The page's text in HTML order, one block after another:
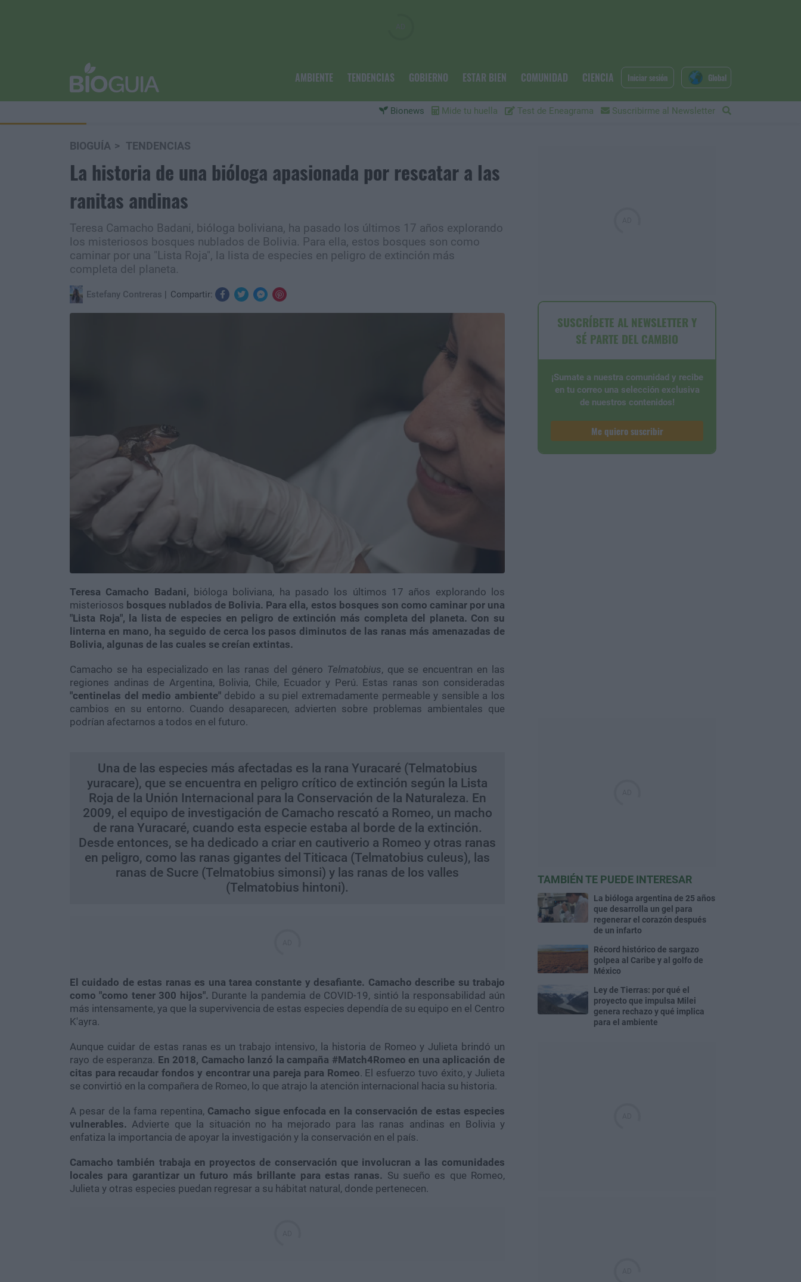
AMBIENTE TENDENCIAS GOBIERNO ESTAR BIEN COMUNIDAD CIENCIA
Bionews Mide tu huella Test de Eneagrama Suscribirme al Newsletter
Iniciar sesión Global
BIOGUÍA TENDENCIAS
La historia de una bióloga apasionada por rescatar a las
ranitas andinas
Teresa Camacho Badani, bióloga boliviana, ha pasado los últimos 17 años explorando
los misteriosos bosques nublados de Bolivia. Para ella, estos bosques son como
caminar por una "Lista Roja", la lista de especies en peligro de extinción más
completa del planeta.
Estefany Contreras Compartir:
Teresa Camacho Badani, bióloga boliviana, ha pasado los últimos 17 años explorando los
misteriosos bosques nublados de Bolivia. Para ella, estos bosques son como caminar por una
"Lista Roja", la lista de especies en peligro de extinción más completa del planeta. Con su
linterna en mano, ha seguido de cerca los pasos diminutos de las ranas más amenazadas de
Bolivia, algunas de las cuales se creían extintas.
Camacho se ha especializado en las ranas del género Telmatobius, que se encuentran en las
regiones andinas de Argentina, Bolivia, Chile, Ecuador y Perú. Estas ranas son consideradas
"centinelas del medio ambiente" debido a su piel extremadamente permeable y sensible a los
cambios en su entorno. Cuando desaparecen, advierten sobre problemas ambientales que
podrían afectarnos a todos en el futuro.
Una de las especies más afectadas es la rana Yuracaré (Telmatobius
yuracare), que se encuentra en peligro crítico de extinción según la Lista
Roja de la Unión Internacional para la Conservación de la Naturaleza. En
2009, el equipo de investigación de Camacho rescató a Romeo, un macho
de rana Yuracaré, cuando esta especie estaba al borde de la extinción.
Desde entonces, se ha dedicado a criar en cautiverio a Romeo y otras ranas
en peligro, como las ranas gigantes del Titicaca (Telmatobius culeus), las
ranas de Sucre (Telmatobius simonsi) y las ranas de los valles
(Telmatobius hintoni).
El cuidado de estas ranas es una tarea constante y desafiante. Camacho describe su trabajo
como "como tener 300 hijos". Durante la pandemia de COVID-19, sintió la responsabilidad aún
más intensamente, ya que la supervivencia de estas especies dependía de su equipo en el Centro
K'ayra.
Aunque cuidar de estas ranas es un trabajo intensivo, la historia de Romeo y Julieta brindó un
rayo de esperanza. En 2018, Camacho lanzó la campaña #Match4Romeo en una aplicación de
citas para recaudar fondos y encontrar una pareja para Romeo. El esfuerzo tuvo éxito, y Julieta
se convirtió en la compañera de Romeo, lo que atrajo la atención internacional hacia su historia.
A pesar de la fama repentina, Camacho sigue enfocada en la conservación de estas especies
vulnerables. Advierte que la situación no ha mejorado para las ranas andinas en Bolivia y
enfatiza la importancia de apoyar la investigación y la conservación en el país.
Camacho también trabaja en proyectos de conservación que involucran a las comunidades
locales para garantizar un futuro más brillante para estas ranas. Su sueño es que Romeo,
Julieta y otras especies puedan regresar a su hábitat natural, donde pertenecen.
SUSCRÍBETE AL NEWSLETTER Y
SÉ PARTE DEL CAMBIO
¡Sumate a nuestra comunidad y recibe
en tu correo una selección exclusiva
de nuestros contenidos!
Me quiero suscribir
TAMBIÉN TE PUEDE INTERESAR
La bióloga argentina de 25 años
que desarrolla un gel para
regenerar el corazón después
de un infarto
Récord histórico de sargazo
golpea al Caribe y al golfo de
México
Ley de Tierras: por qué el
proyecto que impulsa Milei
genera rechazo y qué implica
para el ambiente